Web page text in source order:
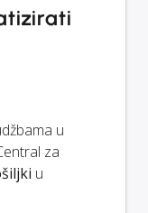
u
za
u